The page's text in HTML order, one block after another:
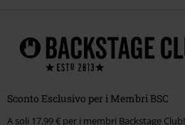
Sconto Esclusivo per i Membri BSC
A soli 17,99 € per i membri Backstage Club!